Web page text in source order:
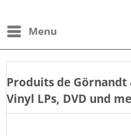
Menu
Produits de Görnandt
Vinyl LPs, DVD und